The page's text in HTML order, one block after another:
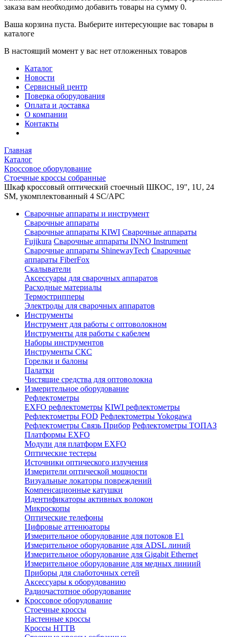
заказа вам необходимо добавить товары на сумму 0.
Ваша корзина пуста. Выберите интересующие вас товары в
каталоге
В настоящий момент у вас нет отложенных товаров
Каталог
Новости
Сервисный центр
Поверка оборудования
Оплата и доставка
О компании
Контакты
Главная
Каталог
Кроссовое оборудование
Стоечные кроссы собранные
Шкаф кроссовый оптический стоечный ШКОС, 19", 1U, 24
SM, укомплектованный 4 SC/APC
Сварочные аппараты и инструмент
Сварочные аппараты
Сварочные аппараты KIWI Сварочные аппараты
Fujikura Сварочные аппараты INNO Instrument
Сварочные аппараты ShinewayTech Cварочные
аппараты FiberFox
Скалыватели
Аксессуары для сварочных аппаратов
Расходные материалы
Термострипперы
Электроды для сварочных аппаратов
Инструменты
Инструмент для работы с оптоволокном
Инструменты для работы с кабелем
Наборы инструментов
Инструменты СКС
Горелки и балоны
Палатки
Чистящие средства для оптоволокна
Измерительное оборудование
Рефлектометры
EXFO рефлектометры KIWI рефлектометры
Рефлектометры FOD Рефлектометры Yokogawa
Рефлектометры Связь Прибор Рефлектометры ТОПАЗ
Платформы EXFO
Модули для платформ EXFO
Оптические тестеры
Источники оптического излучения
Измерители оптической мощности
Визуальные локаторы повреждений
Компенсационные катушки
Идентификаторы активных волокон
Микроскопы
Оптические телефоны
Цифровые аттенюаторы
Измерительное оборудование для потоков Е1
Измерительное оборудование для ADSL линий
Измерительное оборудование для Gigabit Ethernet
Измерительное оборудование для медных линиий
Приборы для слаботочных сетей
Аксессуары к оборудованию
Радиочастотное оборудование
Кроссовое оборудование
Стоечные кроссы
Настенные кроссы
Кроссы HTTB